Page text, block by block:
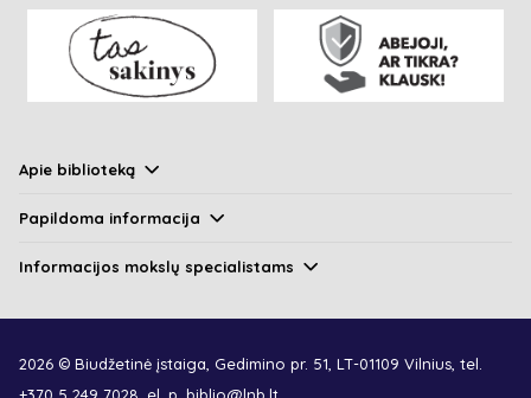
Apie biblioteką
Papildoma informacija
Informacijos mokslų specialistams
2026 © Biudžetinė įstaiga, Gedimino pr. 51, LT-01109 Vilnius, tel.
+370 5 249 7028 , el. p. biblio@lnb.lt